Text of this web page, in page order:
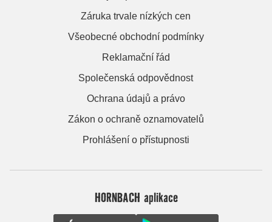
Záruka trvale nízkých cen
Všeobecné obchodní podmínky
Reklamační řád
Společenská odpovědnost
Ochrana údajů a právo
Zákon o ochraně oznamovatelů
Prohlášení o přístupnosti
HORNBACH aplikace